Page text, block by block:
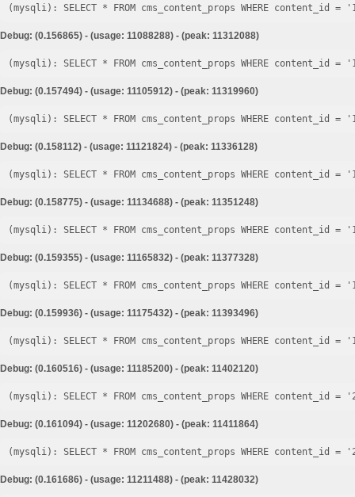
Debug: (0.156865) - (usage: 11088288) - (peak: 11312088)
Debug: (0.157494) - (usage: 11105912) - (peak: 11319960)
Debug: (0.158112) - (usage: 11121824) - (peak: 11336128)
Debug: (0.158775) - (usage: 11134688) - (peak: 11351248)
Debug: (0.159355) - (usage: 11165832) - (peak: 11377328)
Debug: (0.159936) - (usage: 11175432) - (peak: 11393496)
Debug: (0.160516) - (usage: 11185200) - (peak: 11402120)
Debug: (0.161094) - (usage: 11202680) - (peak: 11411864)
Debug: (0.161686) - (usage: 11211488) - (peak: 11428032)